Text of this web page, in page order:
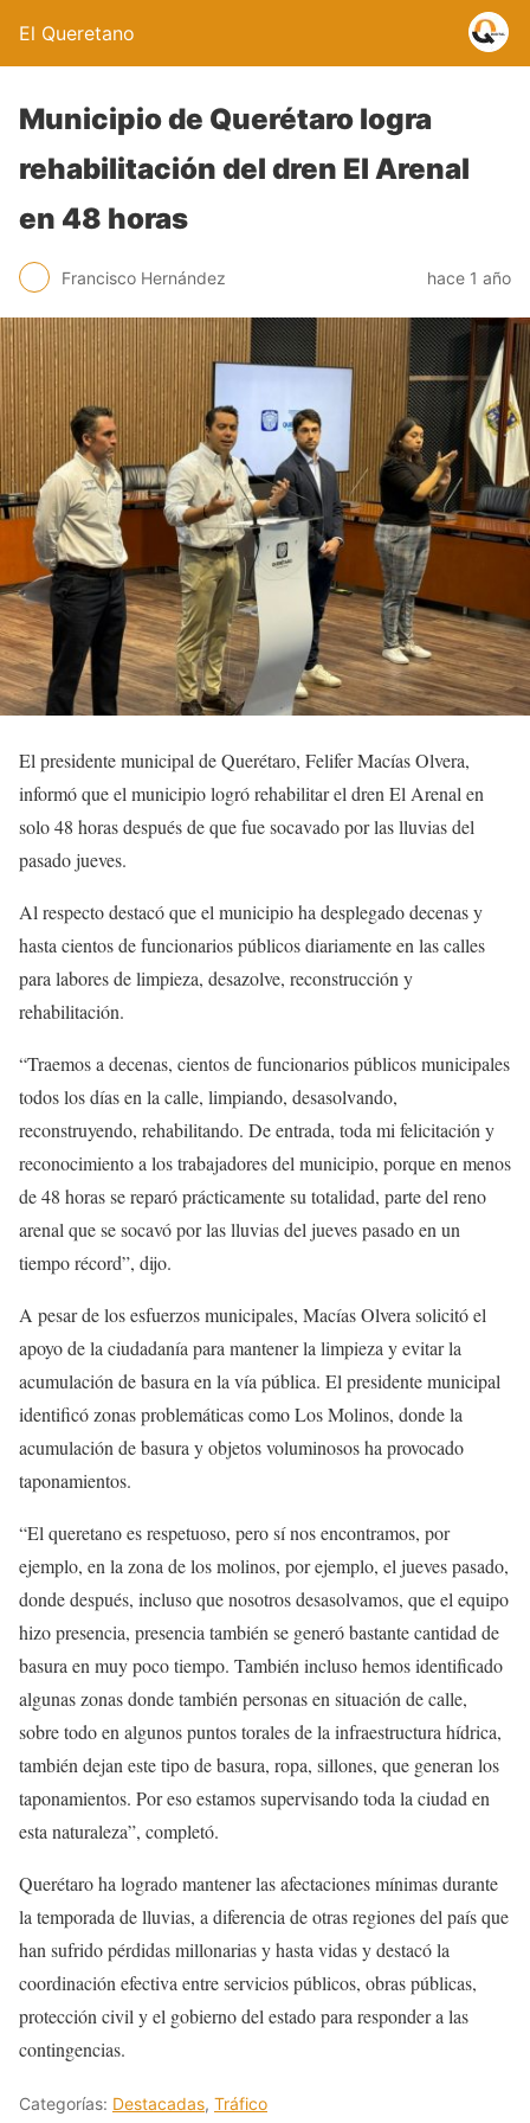
El Queretano
Municipio de Querétaro logra
rehabilitación del dren El Arenal
en 48 horas
Francisco Hernández hace 1 año
El presidente municipal de Querétaro, Felifer Macías Olvera,
informó que el municipio logró rehabilitar el dren El Arenal en
solo 48 horas después de que fue socavado por las lluvias del
pasado jueves.
Al respecto destacó que el municipio ha desplegado decenas y
hasta cientos de funcionarios públicos diariamente en las calles
para labores de limpieza, desazolve, reconstrucción y
rehabilitación.
“Traemos a decenas, cientos de funcionarios públicos municipales
todos los días en la calle, limpiando, desasolvando,
reconstruyendo, rehabilitando. De entrada, toda mi felicitación y
reconocimiento a los trabajadores del municipio, porque en menos
de 48 horas se reparó prácticamente su totalidad, parte del reno
arenal que se socavó por las lluvias del jueves pasado en un
tiempo récord”, dijo.
A pesar de los esfuerzos municipales, Macías Olvera solicitó el
apoyo de la ciudadanía para mantener la limpieza y evitar la
acumulación de basura en la vía pública. El presidente municipal
identificó zonas problemáticas como Los Molinos, donde la
acumulación de basura y objetos voluminosos ha provocado
taponamientos.
“El queretano es respetuoso, pero sí nos encontramos, por
ejemplo, en la zona de los molinos, por ejemplo, el jueves pasado,
donde después, incluso que nosotros desasolvamos, que el equipo
hizo presencia, presencia también se generó bastante cantidad de
basura en muy poco tiempo. También incluso hemos identificado
algunas zonas donde también personas en situación de calle,
sobre todo en algunos puntos torales de la infraestructura hídrica,
también dejan este tipo de basura, ropa, sillones, que generan los
taponamientos. Por eso estamos supervisando toda la ciudad en
esta naturaleza”, completó.
Querétaro ha logrado mantener las afectaciones mínimas durante
la temporada de lluvias, a diferencia de otras regiones del país que
han sufrido pérdidas millonarias y hasta vidas y destacó la
coordinación efectiva entre servicios públicos, obras públicas,
protección civil y el gobierno del estado para responder a las
contingencias.
Categorías: Destacadas, Tráfico